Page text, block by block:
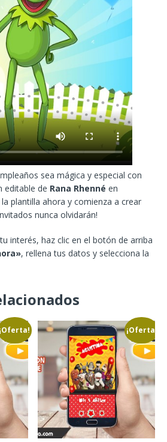
sea mágica y especial con
editable de Rana Rhenné en
plantilla ahora y comienza a crear
nunca olvidarán!
interés, haz clic en el botón de arriba
, rellena tus datos y selecciona la
¡Oferta! ¡Oferta!